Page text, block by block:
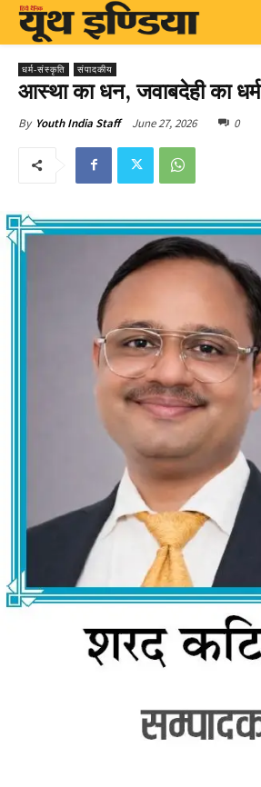
धर्म-संस्कृति संपादकीय
आस्था का धन, जवाबदेही का धर्म
By Youth India Staff June 27, 2026 0